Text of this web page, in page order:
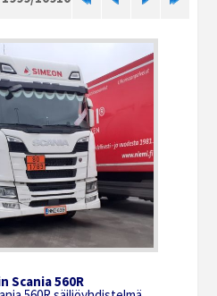
Scania 560R